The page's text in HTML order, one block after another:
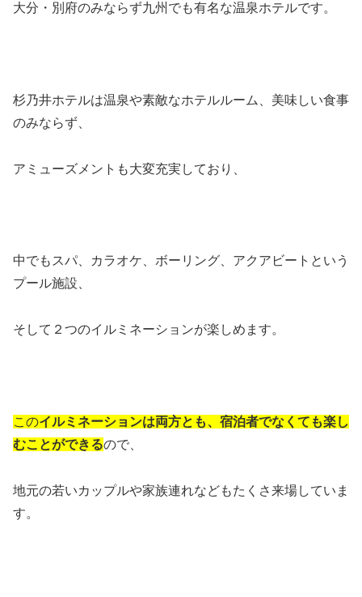
大分・別府のみならず九州でも有名な温泉ホテルです。
杉乃井ホテルは温泉や素敵なホテルルーム、美味しい食事
のみならず、
アミューズメントも大変充実しており、
中でもスパ、カラオケ、ボーリング、アクアビートという
プール施設、
そして２つのイルミネーションが楽しめます。
このイルミネーションは両方とも、宿泊者でなくても楽し
むことができるので、
地元の若いカップルや家族連れなどもたくさ来場していま
す。